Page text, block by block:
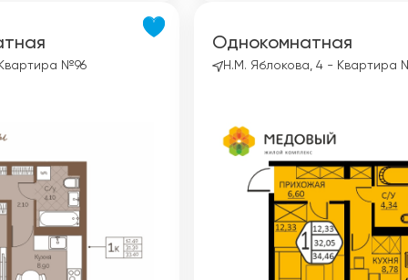
№96
Однокомнатная
Н.М. Яблокова, 4 - Квартира